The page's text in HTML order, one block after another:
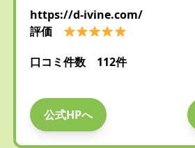
https://d-ivine.com/
評価
口コミ件数 112件
公式HPへ